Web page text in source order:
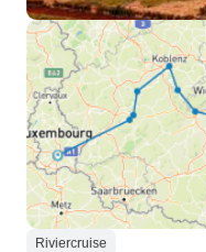
Riviercruise